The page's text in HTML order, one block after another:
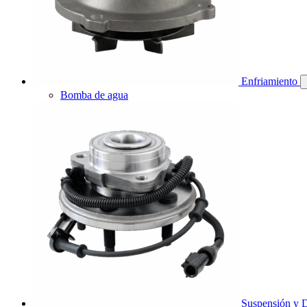
Enfriamiento
Bomba de agua
Suspensión y